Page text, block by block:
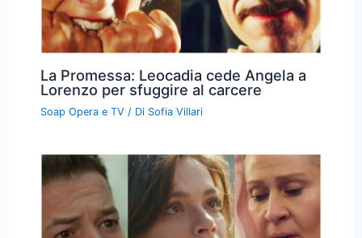
La Promessa: Leocadia cede Angela a
Lorenzo per sfuggire al carcere
Soap Opera e TV / Di Sofia Villari